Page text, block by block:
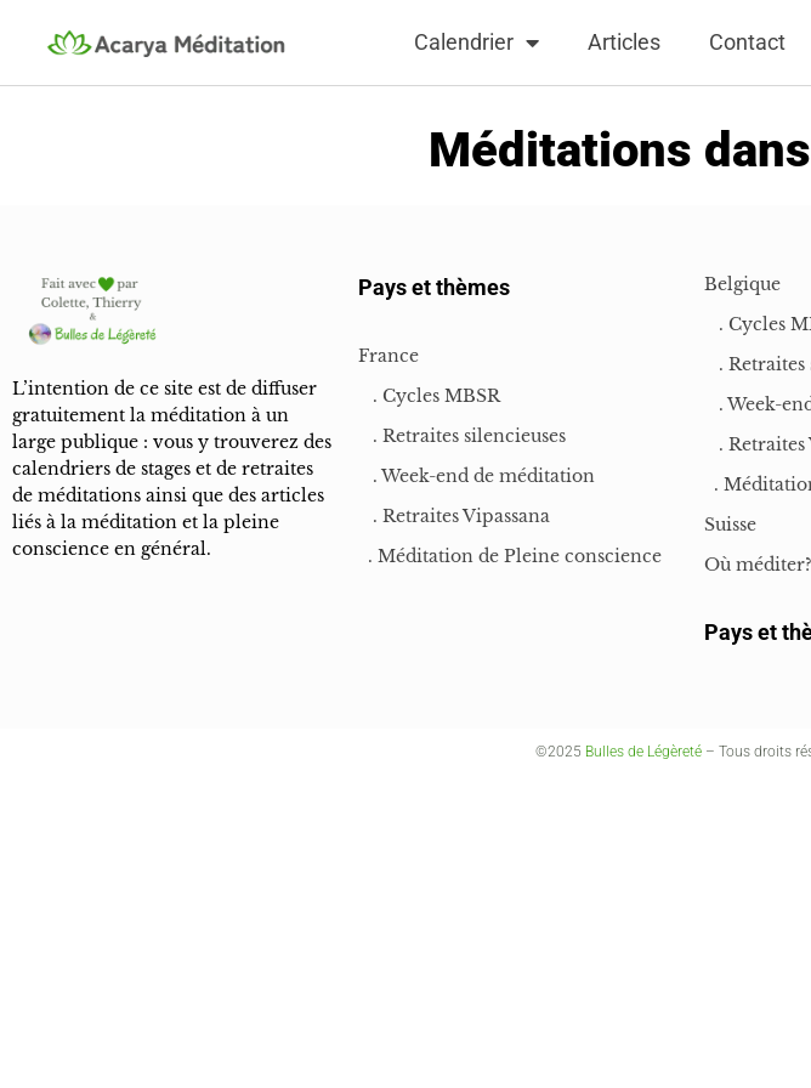
Calendrier Articles Contact
Méditations
L’intention de ce site est de diffuser
gratuitement la méditation à un
large publique : vous y trouverez des
calendriers de stages et de retraites
de méditations ainsi que des articles
liés à la méditation et la pleine
conscience en général.
Pays et thèmes
France
. Cycles MBSR
. Retraites silencieuses
. Week-end de méditation
. Retraites Vipassana
. Méditation de Pleine conscience
Belgique
. Cycles
. Retraites
. Week-
. Retraites
.
Suisse
Où méditer?
Pays et
©2025 Bulles de Légèreté – Tous droits